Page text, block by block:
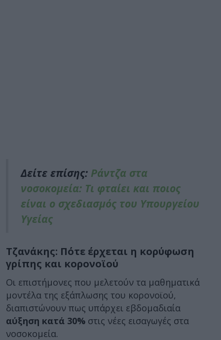
Δείτε επίσης: Ράντζα στα
νοσοκομεία: Τι φταίει και ποιος
είναι ο σχεδιασμός του Υπουργείου
Υγείας
Τζανάκης: Πότε έρχεται η κορύφωση
γρίπης και κορονοϊού
Οι επιστήμονες που μελετούν τα μαθηματικά
μοντέλα της εξάπλωσης του κορονοϊού,
διαπιστώνουν πως υπάρχει εβδομαδιαία
αύξηση κατά 30% στις νέες εισαγωγές στα
νοσοκομεία.